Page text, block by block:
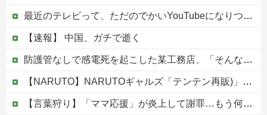
最近のテレビって、ただのでかいYouTubeになりつつあるよな他
【速報】 中国、ガチで逝く
防護管なしで感電死を起こした某工務店、「そんな危険な現場お断りしますわ!と断って正解やったわ」と業者が業界事情を告白
【NARUTO】NARUTOギャルズ「テンテン再販)」フィギュア【明日予約開始】
【言葉狩り】「ママ応援」が炎上して謝罪…もう何も言えない